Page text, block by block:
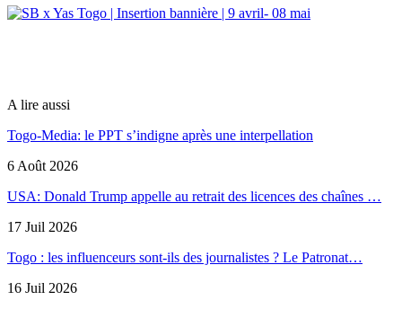
A lire aussi
Togo-Media: le PPT s’indigne après une interpellation
6 Août 2026
USA: Donald Trump appelle au retrait des licences des chaînes …
17 Juil 2026
Togo : les influenceurs sont-ils des journalistes ? Le Patronat…
16 Juil 2026